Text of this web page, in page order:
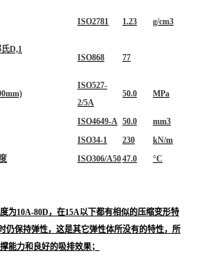
ISO2781 1.23 g/cm3
D,1
ISO868 77
ISO527-
2/5A
50.0 MPa
ISO4649-A 50.0
mm3
ISO34-1 230
kN/m
ISO306/A5047.0 °C
为10A-80D，在15A以下都有相似的压缩变形特
仍保持弹性，这是其它弹性体所没有的特性，所
能力和良好的吸排效果；